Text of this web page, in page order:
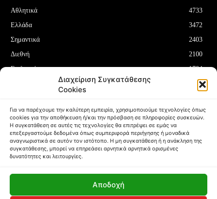
Διαχείριση Συγκατάθεσης
Cookies
Για να παρέχουμε την καλύτερη εμπειρία, χρησιμοποιούμε τεχνολογίες όπως
cookies για την αποθήκευση ή/και την πρόσβαση σε πληροφορίες συσκευών.
Η συγκατάθεση σε αυτές τις τεχνολογίες θα επιτρέψει σε εμάς να
επεξεργαστούμε δεδομένα όπως συμπεριφορά περιήγησης ή μοναδικά
αναγνωριστικά σε αυτόν τον ιστότοπο. Η μη συγκατάθεση ή η ανάκληση της
συγκατάθεσης, μπορεί να επηρεάσει αρνητικά αρνητικά ορισμένες
δυνατότητες και λειτουργίες.
Αποδοχή
Αθλητικά
4733
Ελλάδα
3472
Σημαντικά
2403
Διεθνή
2100
Επιλεγμένα
1704
1180
ΌΡΟΙ ΚΑΙ ΠΡΟΫΠΟΘΈΣΕΙΣ
ΠΟΛΙΤΙΚΉ COOKIES (ΕΕ)
Copyright © Papafotis.gr 2024